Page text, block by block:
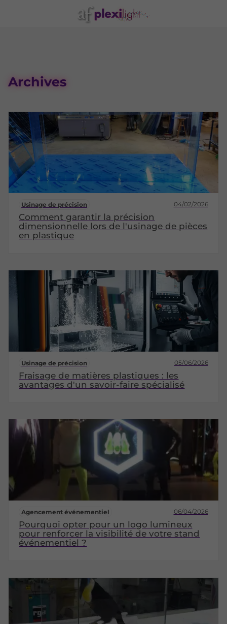
Archives
Usinage de précision 04/02/2026
Comment garantir la précision
dimensionnelle lors de l'usinage de pièces
en plastique
Usinage de précision 05/06/2026
Fraisage de matières plastiques : les
avantages d'un savoir-faire spécialisé
Agencement événementiel 06/04/2026
Pourquoi opter pour un logo lumineux
pour renforcer la visibilité de votre stand
événementiel ?